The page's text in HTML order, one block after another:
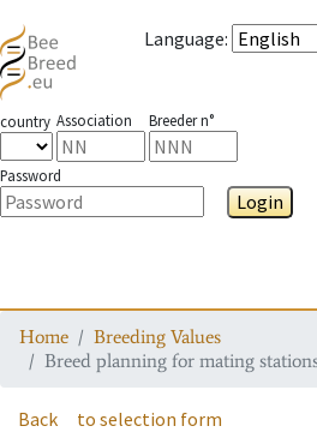
Language:
country Association Breeder n°
Password
Login
Home
Breeding Values
Breed planning for mating
Back to selection form